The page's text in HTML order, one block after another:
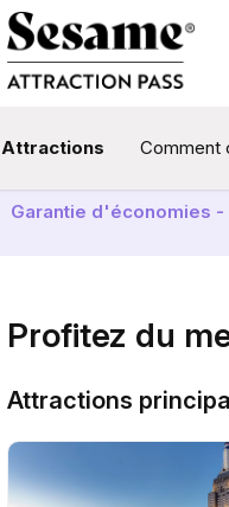
Attractions Comment
Garantie d'économies -
Profitez du
Attractions